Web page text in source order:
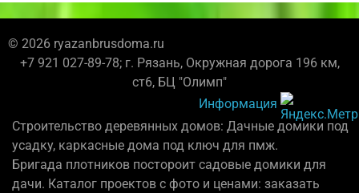
© 2026 ryazanbrusdoma.ru
+7 921 027-89-78; г. Рязань, Окружная дорога 196 км,
ст6, БЦ "Олимп"
Информация
Строительство деревянных домов: Дачные домики под
усадку, каркасные дома под ключ для пмж.
Бригада плотников постороит садовые домики для
дачи. Каталог проектов с фото и ценами: заказать